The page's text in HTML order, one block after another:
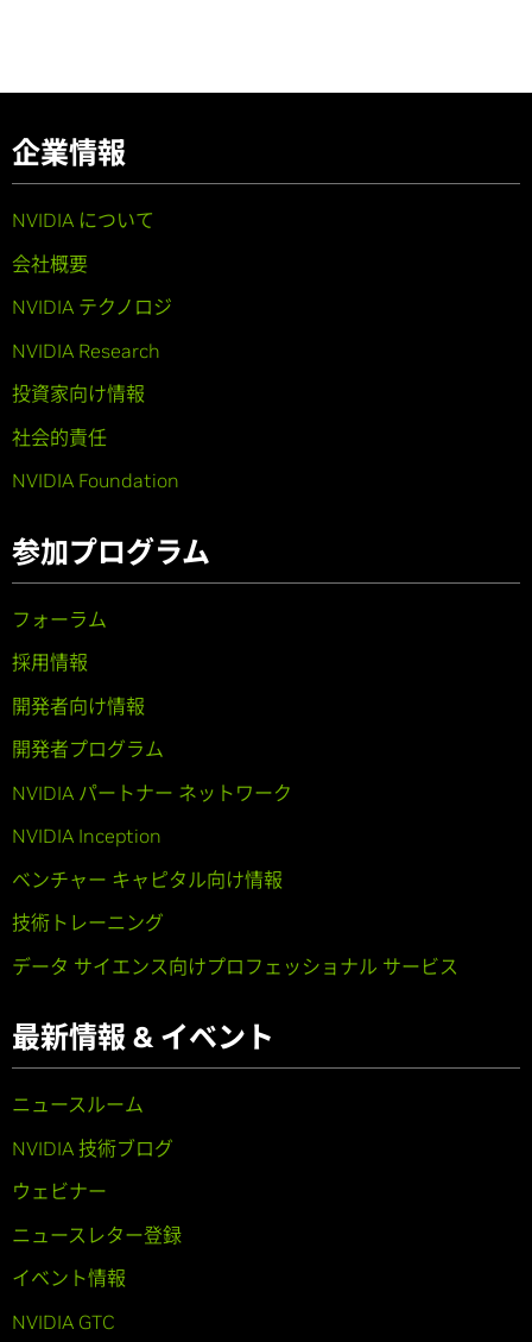
企業情報
NVIDIA について
会社概要
NVIDIA テクノロジ
NVIDIA Research
投資家向け情報
社会的責任
NVIDIA Foundation
参加プログラム
フォーラム
採用情報
開発者向け情報
開発者プログラム
NVIDIA パートナー ネットワーク
NVIDIA Inception
ベンチャー キャピタル向け情報
技術トレーニング
データ サイエンス向けプロフェッショナル サービス
最新情報 & イベント
ニュースルーム
NVIDIA 技術ブログ
ウェビナー
ニュースレター登録
イベント情報
NVIDIA GTC